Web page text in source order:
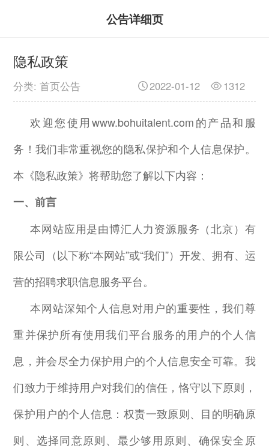
公告详细页
隐私政策
分类: 首页公告 1312
2022-01-12
欢迎您使用www.bohuitalent.com的产品和服
务！我们非常重视您的隐私保护和个人信息保护。
本《隐私政策》将帮助您了解以下内容：
一、前言
本网站应用是由博汇人力资源服务（北京）有
限公司（以下称“本网站”或“我们”）开发、拥有、运
营的招聘求职信息服务平台。
本网站深知个人信息对用户的重要性，我们尊
重并保护所有使用我们平台服务的用户的个人信
息，并会尽全力保护用户的个人信息安全可靠。我
们致力于维持用户对我们的信任，恪守以下原则，
保护用户的个人信息：权责一致原则、目的明确原
则、选择同意原则、最少够用原则、确保安全原